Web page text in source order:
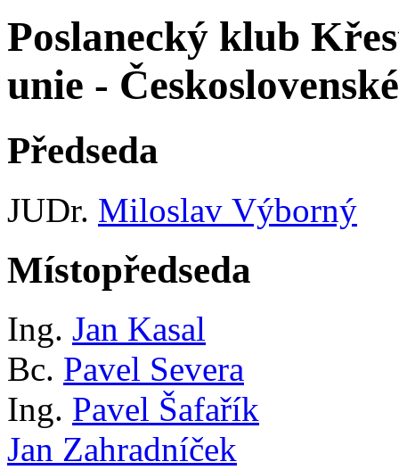
Poslanecký klub
unie -
Předseda
JUDr. Miloslav Výborný
Místopředseda
Ing. Jan Kasal
Bc. Pavel Severa
Ing. Pavel Šafařík
Jan Zahradníček